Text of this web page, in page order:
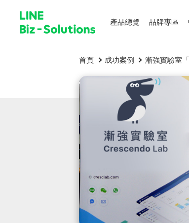
產品總覽 品牌專區
首頁 成功案例 漸強實驗室